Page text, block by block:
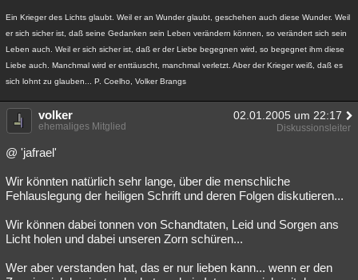
Ein Krieger des Lichts glaubt. Weil er an Wunder glaubt, geschehen auch diese Wunder. Weil
er sich sicher ist, daß seine Gedanken sein Leben verändern können, so verändert sich sein
Leben auch. Weil er sich sicher ist, daß er der Liebe begegnen wird, so begegnet ihm diese
Liebe auch. Manchmal wird er enttäuscht, manchmal verletzt. Aber der Krieger weiß, daß es
sich lohnt zu glauben... P. Coelho, Volker Brangs
volker 02.01.2005 um 22:17
ehemaliges Mitglied Diskussionsleiter
@ 'jafrael'
Wir könnten natürlich sehr lange, über die menschliche
Fehlauslegung der heiligen Schrift und deren Folgen diskutieren...
Wir können dabei tonnen von Schandtaten, Leid und Sorgen ans
Licht holen und dabei unseren Zorn schüren...
Wer aber verstanden hat, das er nur lieben kann... wenn er den